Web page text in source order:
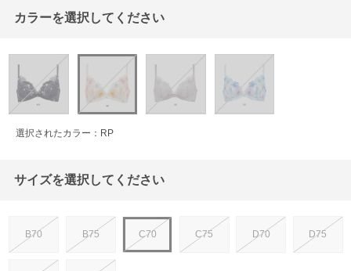
カラーを選択してください
選択されたカラー：RP
サイズを選択してください
B70 B75 C70 C75 D70 D75